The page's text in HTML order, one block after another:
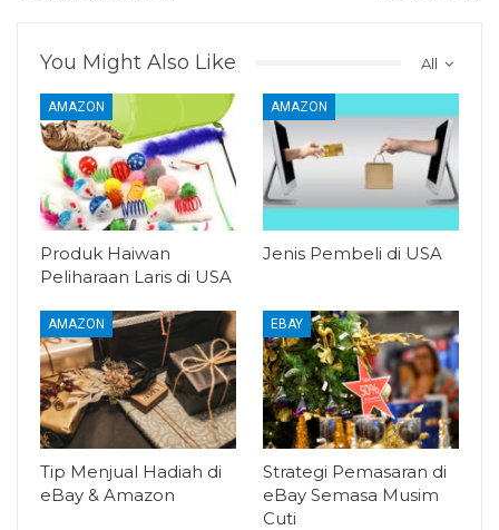
All
You Might Also Like
AMAZON
Produk Haiwan
Peliharaan Laris di USA
AMAZON
Jenis Pembeli di USA
AMAZON
Tip Menjual Hadiah di
eBay & Amazon
EBAY
Strategi Pemasaran di
eBay Semasa Musim
Cuti